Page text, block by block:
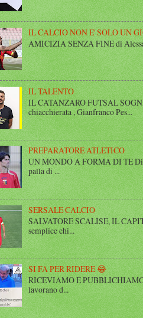
IL CALCIO NON E' SOLO UN
AMICIZIA SENZA FINE di
IL TALENTO
IL CATANZARO FUTSAL
chiacchierata , Gianfranco Pes...
PREPARATORE ATLETICO
UN MONDO A FORMA DI TE
palla di ...
SERSALE CALCIO
SALVATORE SCALISE, IL
semplice chi...
SI FA PER RIDERE 😂
RICEVIAMO E PUBBLICHIAMO
lavorano d...